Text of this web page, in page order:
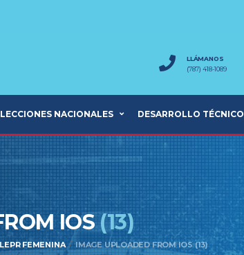
LLÁMANOS
(787) 418-1089
NACIONALES DESARROLLO TÉCNICO
IOS(13)
FEMENINA IMAGE UPLOADED FROM IOS (13)